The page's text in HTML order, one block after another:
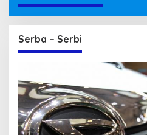
Serba – Serbi